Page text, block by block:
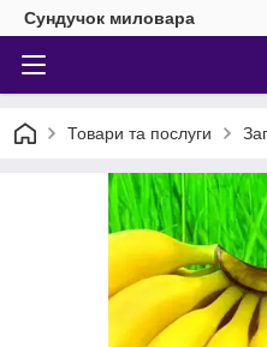
Сундучок миловара
Товари та послуги